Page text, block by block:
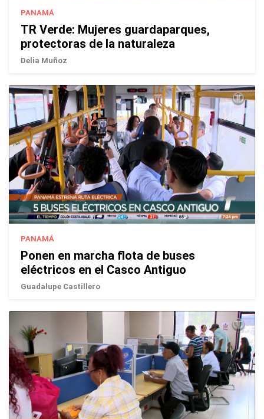
PANAMÁ
TR Verde: Mujeres guardaparques,
protectoras de la naturaleza
Delia Muñoz
PANAMÁ
Ponen en marcha flota de buses
eléctricos en el Casco Antiguo
Guadalupe Castillero